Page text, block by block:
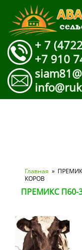
+ 7
+7 910
Вы здесь
Главная »
КОРОВ
ПРЕМИКС